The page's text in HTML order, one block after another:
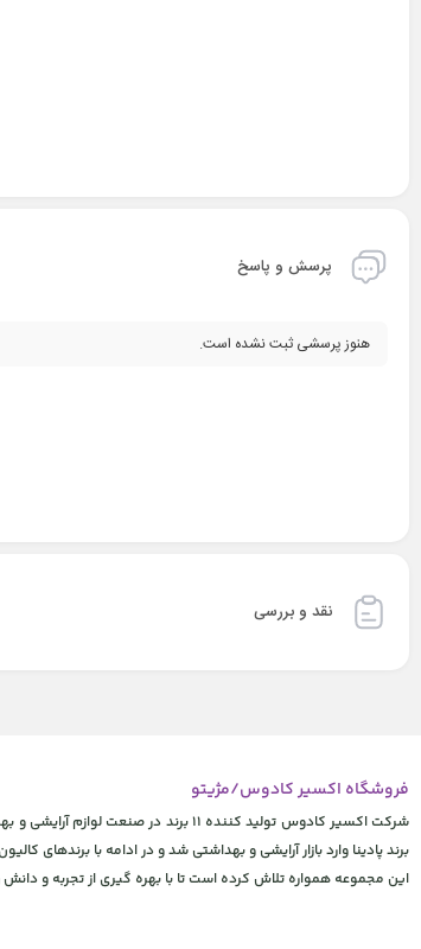
پرسش و پاسخ
هنوز پرسشی ثبت نشده است.
نقد و بررسی
فروشگاه اکسیر کادوس/مژیتو
شرکت اکسیر کادوس تولید کننده 11
برند پادینا وارد بازار آرایشی و بهداشتی شد و در ادامه با برندهای
این مجموعه همواره تلاش کرده است تا با بهره گیری از تجربه و